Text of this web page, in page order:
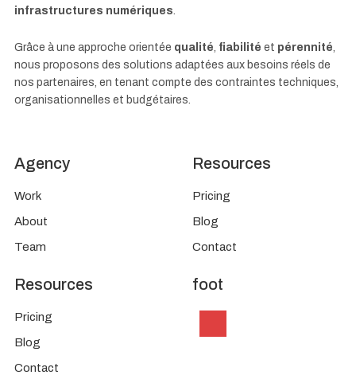
infrastructures numériques
Grâce à une approche orientée qualité fiabilité et pérennité
nous proposons des solutions adaptées aux besoins réels de
nos partenaires, en tenant compte des contraintes techniques,
organisationnelles et budgétaires.
Agency
Work
About
Team
Resources
Pricing
Blog
Contact
Resources
Pricing
Blog
Contact
foot